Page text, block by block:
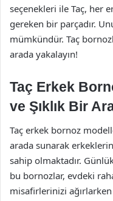
seçenekleri ile Taç, her
gereken bir parçadır.
mümkündür. Taç
arada yakalayın!
Taç Erkek
ve Şıklık Bir
Taç erkek bornoz
arada sunarak
sahip olmaktadır.
bu bornozlar, evdeki
misafirlerinizi